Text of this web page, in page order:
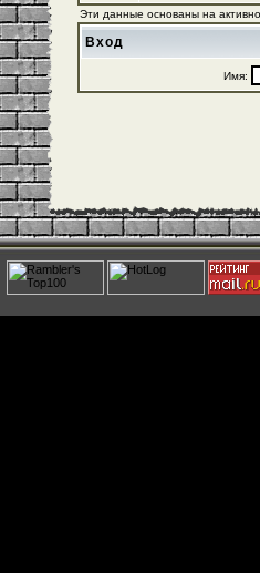
Эти данные основаны на
Вход
Имя: